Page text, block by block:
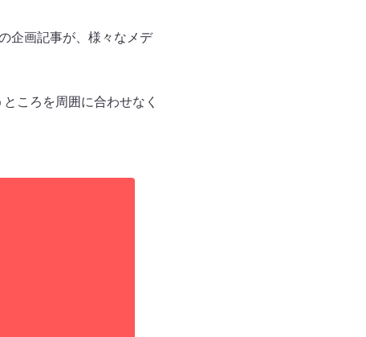
企画記事が、様々なメデ
ころを周囲に合わせなく